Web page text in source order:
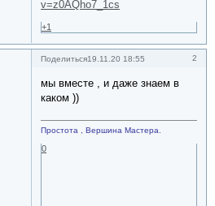
v=z0AQho7_1cs
+1
Поделиться 2
19.11.20 18:55
мы вместе , и даже знаем в
каком ))
Простота , Вершина Мастера.
0